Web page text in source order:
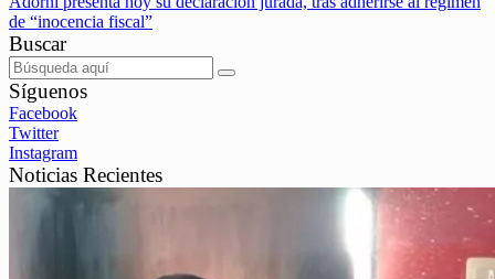
de “inocencia fiscal”
Buscar
Síguenos
Facebook
Twitter
Instagram
Noticias Recientes